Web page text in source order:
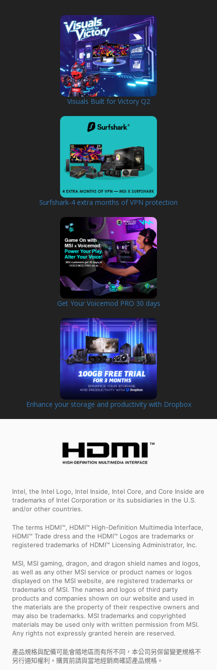
Visuals Built for Victory Q2
Surfshark-4 extra months of VPN protection
Get Your Voicemod PRO 30 days
Enhance your storage and productivity with Dropbox
Intel, the Intel Logo, Intel Inside, Intel Core, and Core Inside are
trademarks of Intel Corporation or its subsidiaries in the U.S.
and/or other countries.
The terms HDMI™, HDMI™ High-Definition Multimedia Interface,
HDMI™ Trade dress and the HDMI™ Logos are trademarks or
registered trademarks of HDMI™ Licensing Administrator, Inc.
MSI, MSI gaming, dragon, and dragon shield names and logos,
as well as any other MSI service or product names or logos
displayed on the MSI website, are registered trademarks or
trademarks of MSI. The names and logos of third party
products and companies shown on our website and used in
the materials are the property of their respective owners and
may also be trademarks. MSI trademarks and copyrighted
materials may be used only with written permission from MSI.
Any rights not expressly granted herein are reserved.
產品規格與配備可能會隨地區而有所不同，本公司另保留變更規格不
另行通知權利。購買前請與當地經銷商確認產品規格。